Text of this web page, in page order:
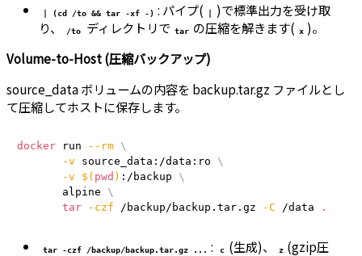
| (cd /to && tar -xf -) : パイプ( |
)で標準出力を受け取
り、
/to ディレクトリで tar の圧縮を解きます( x )。
Volume-to-Host (圧縮バックアップ)
source_data ボリュームの内容を backup.tar.gz ファイルとし
て圧縮してホストに保存します。
docker run --rm
\
-v source_data:/data:ro \
-v
$( pwd ) :/backup \
       alpine
\
tar
-czf /backup/backup.tar.gz -C /data .
tar -czf /backup/backup.tar.gz ... : c (生成)、 z (gzip圧